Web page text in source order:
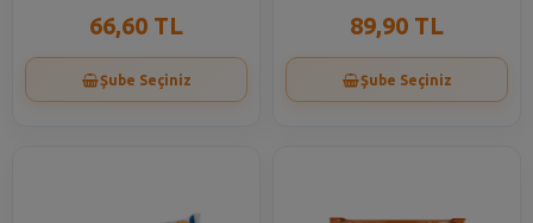
66,60 TL
Şube Seçiniz
89,90 TL
Şube Seçiniz